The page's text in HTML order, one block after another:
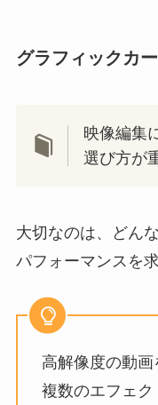
グラフィックカ
映像編集
選び方が
大切なのは、どん
パフォーマンスを
高解像度の動画
複数のエフェ